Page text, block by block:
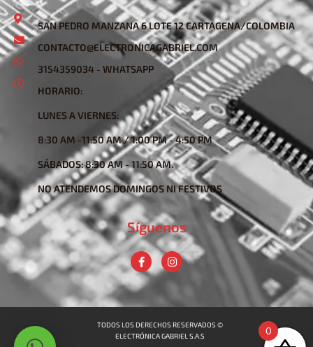
SAN PEDRO MANZANA 6 LOTE 12 CARTAGENA/COLOMBIA
CONTACTO@ELECTRONICAGABRIEL.COM
3154359034 - WHATSAPP
HORARIO:
LUNES A VIERNES:
8:30 AM -11:50 AM / 1:00 PM - 4:50 PM
SÁBADOS: 8:30 AM - 11:50 AM.
NO ATENDEMOS DOMINGOS NI FESTIVOS
Síguenos
TODOS LOS DERECHOS RESERVADOS ©
ELECTRÓNICA GABRIEL S.A.S
0